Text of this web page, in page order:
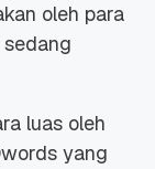
oleh para
luas oleh
yang